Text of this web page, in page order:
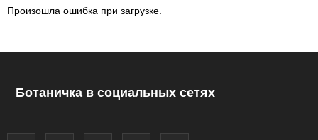
Произошла ошибка при загрузке.
Ботаничка в социальных сетях